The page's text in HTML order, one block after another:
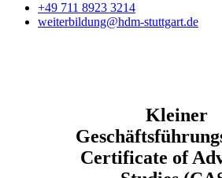
+49 711 8923 3214
weiterbildung@hdm-stuttgart.de
Kleiner
Certificate of